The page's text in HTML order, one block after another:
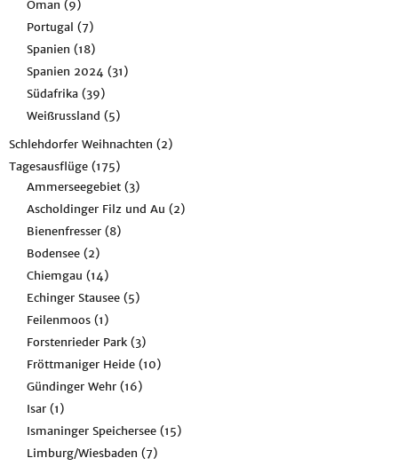
Oman (9)
Portugal (7)
Spanien (18)
Spanien 2024 (31)
Südafrika (39)
Weißrussland (5)
Schlehdorfer Weihnachten (2)
Tagesausflüge (175)
Ammerseegebiet (3)
Ascholdinger Filz und Au (2)
Bienenfresser (8)
Bodensee (2)
Chiemgau (14)
Echinger Stausee (5)
Feilenmoos (1)
Forstenrieder Park (3)
Fröttmaniger Heide (10)
Gündinger Wehr (16)
Isar (1)
Ismaninger Speichersee (15)
Limburg/Wiesbaden (7)